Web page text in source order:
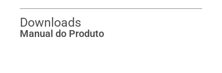
Downloads
Manual do Produto